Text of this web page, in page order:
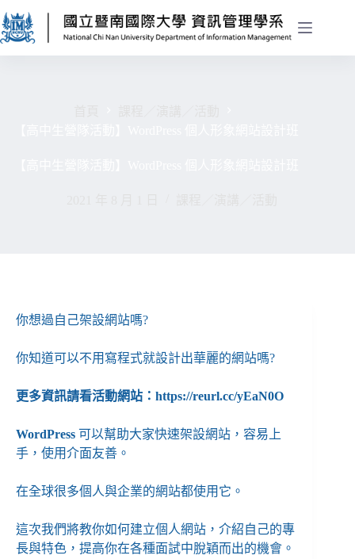
你想過自己架設網站嗎?
你知道可以不用寫程式就設計出華麗的網站嗎?
更多資訊請看活動網站： https://reurl.cc/yEaN0O
WordPress 可以幫助大家快速架設網站，容易上
手，使用介面友善。
在全球很多個人與企業的網站都使用它。
這次我們將教你如何建立個人網站，介紹自己的專
長與特色，提高你在各種面試中脫穎而出的機會。